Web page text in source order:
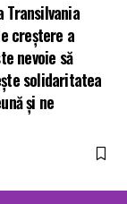
Transilvania
creștere a
nevoie să
solidaritatea
şi ne